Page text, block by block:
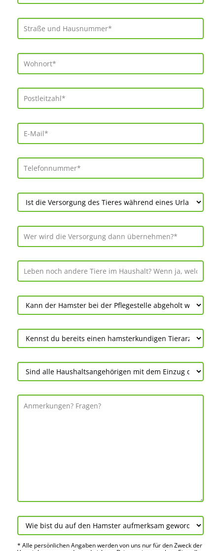
* Alle persön­lichen Angaben werden von uns nur für den Zweck der